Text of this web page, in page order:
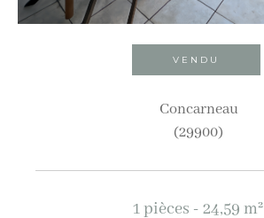
VENDU
Concarneau
(29900)
1 pièces - 24,59 m²
Surface